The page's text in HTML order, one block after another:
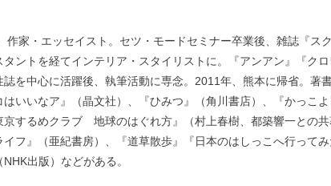
お支払いに進む
も商品を買う
作家・エッセイスト。セツ・モードセミナー卒業後、雑誌『ス
ントを経てインテリア・スタイリストに。『アンアン』『クロ
誌を中心に活躍後、執筆活動に専念。2011年、熊本に帰省。著
はいいなア』（晶文社）、『ひみつ』（角川書店）、『かっこ
京するめクラブ 地球のはぐれ方』（村上春樹、都築響一との
フ』（亜紀書房）、『道草散歩』『日本のはしっこへ行ってみ
出版）などがある。